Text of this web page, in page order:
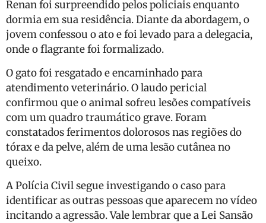
Renan foi surpreendido pelos policiais enquanto
dormia em sua residência. Diante da abordagem, o
jovem confessou o ato e foi levado para a delegacia,
onde o flagrante foi formalizado.
O gato foi resgatado e encaminhado para
atendimento veterinário. O laudo pericial
confirmou que o animal sofreu lesões compatíveis
com um quadro traumático grave. Foram
constatados ferimentos dolorosos nas regiões do
tórax e da pelve, além de uma lesão cutânea no
queixo.
A Polícia Civil segue investigando o caso para
identificar as outras pessoas que aparecem no vídeo
incitando a agressão. Vale lembrar que a Lei Sansão